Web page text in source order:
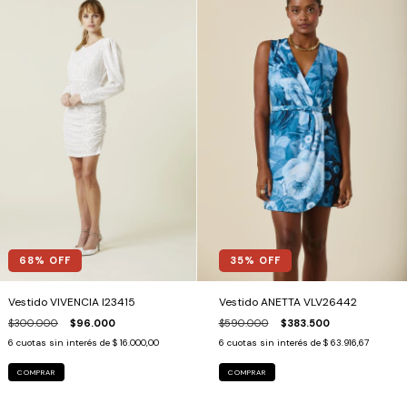
68% OFF
Vestido VIVENCIA I23415
$300.000 $96.000
6 cuotas sin interés de $ 16.000,00
COMPRAR
35% OFF
Vestido ANETTA VLV26442
$590.000 $383.500
6 cuotas sin interés de $ 63.916,67
COMPRAR